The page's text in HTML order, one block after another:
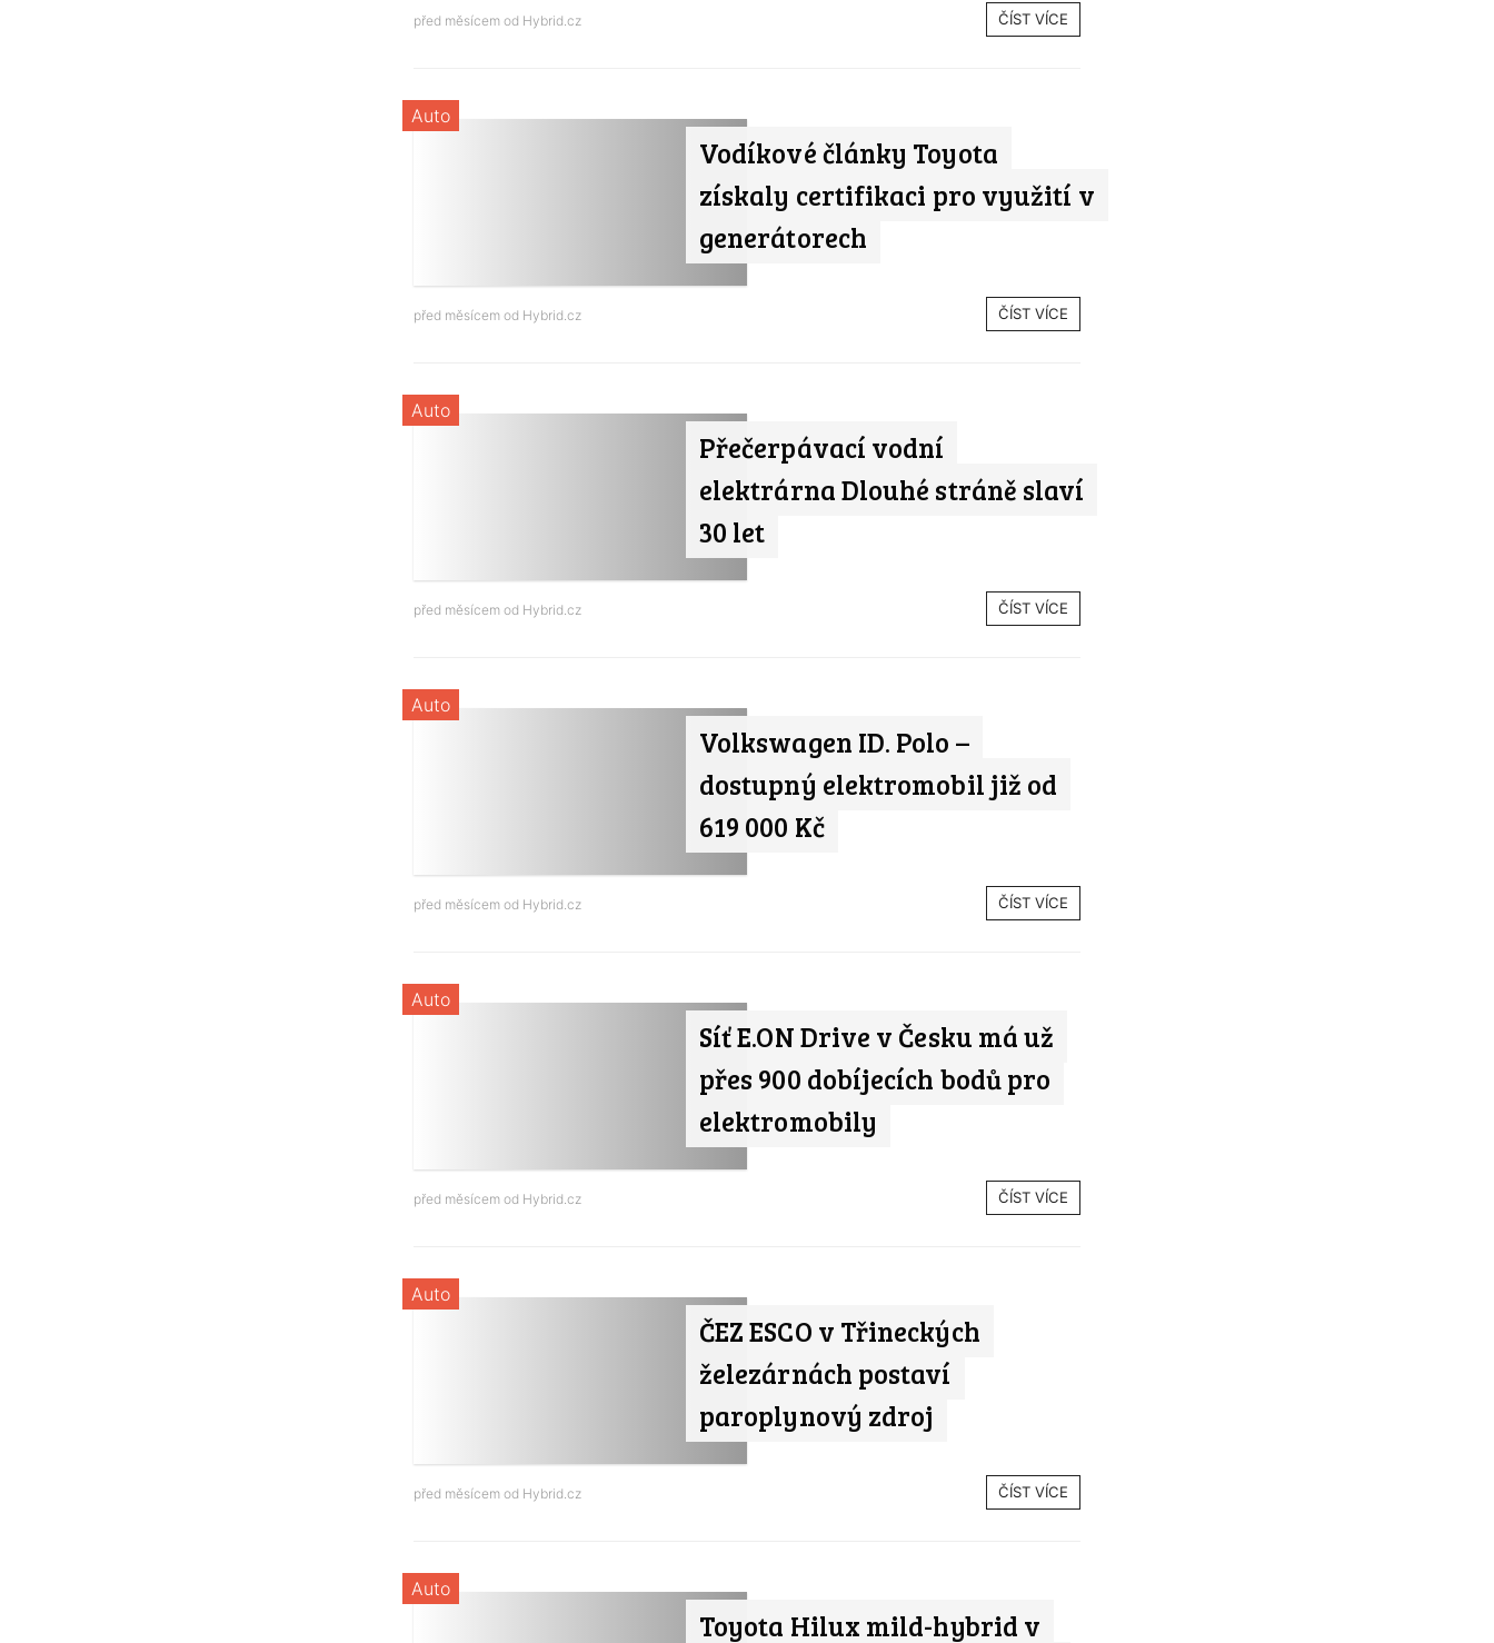
před měsícem od Hybrid.cz ČÍST VÍCE
Vodíkové články Toyota
získaly certifikaci pro využití v
generátorech
Auto
před měsícem od Hybrid.cz ČÍST VÍCE
Přečerpávací vodní
elektrárna Dlouhé stráně slaví
30 let
Auto
před měsícem od Hybrid.cz ČÍST VÍCE
Volkswagen ID. Polo –
dostupný elektromobil již od
619 000 Kč
Auto
před měsícem od Hybrid.cz ČÍST VÍCE
Síť E.ON Drive v Česku má už
přes 900 dobíjecích bodů pro
elektromobily
Auto
před měsícem od Hybrid.cz ČÍST VÍCE
ČEZ ESCO v Třineckých
železárnách postaví
paroplynový zdroj
Auto
před měsícem od Hybrid.cz ČÍST VÍCE
Toyota Hilux mild-hybrid v
Auto